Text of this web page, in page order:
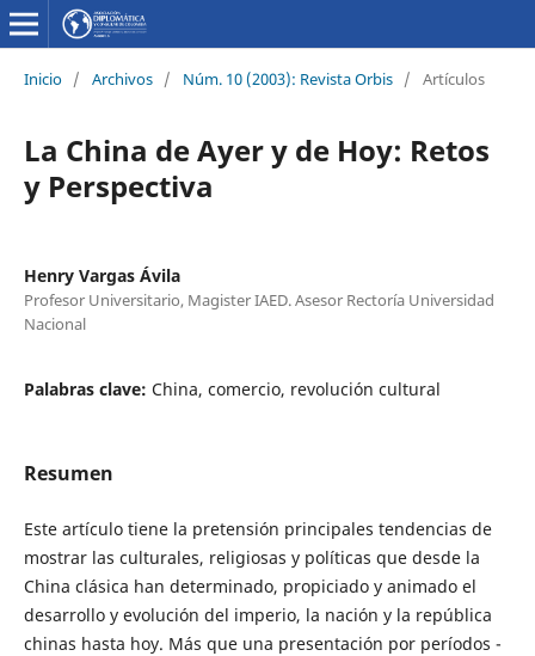
Inicio / Archivos / Núm. 10 (2003): Revista Orbis / Artículos
La China de Ayer y de Hoy: Retos
y Perspectiva
Henry Vargas Ávila
Profesor Universitario, Magister IAED. Asesor Rectoría Universidad
Nacional
Palabras clave: China, comercio, revolución cultural
Resumen
Este artículo tiene la pretensión principales tendencias de
mostrar las culturales, religiosas y políticas que desde la
China clásica han determinado, propiciado y animado el
desarrollo y evolución del imperio, la nación y la república
chinas hasta hoy. Más que una presentación por períodos -